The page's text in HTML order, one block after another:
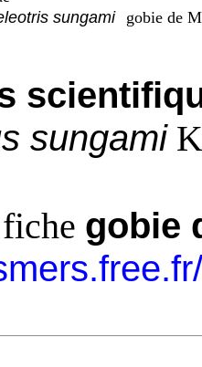
sungami gobie de
sungami
gobie